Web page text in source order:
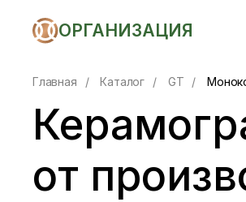
ОРГАНИЗАЦИЯ
Главная / Каталог / GT /
от